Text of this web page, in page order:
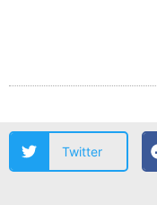
Twitter